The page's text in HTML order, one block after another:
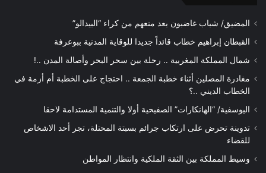
المضيق/ شباب غاضبون بعد منعهم من كراء “البيدالو”
القبطان إبراهيم خطاب قائداً جديدا للوقاية المدنية ببوعرفة
شمال المملكة المغربية .. رحلة بين سحر البحر وأصالة المدن ..!
مغادرة المصلين أثناء خطبة الجمعة .. احتجاج على الخطبة أم أزمة في
الخطاب الديني ..؟
اليوسفية/ “الهانكارات” الصفيحية أولا والتنمية المستدامة لاحقا
تدوينة تحرض على ارتكاب جرائم بسبتة المحتلة، تجر أحد الاشخاص
للقضاء
وسيط المملكة بين الثقة الملكية وانتظار المواطن